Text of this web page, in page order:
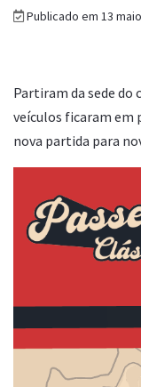
Publicado em 13
Partiram da sede do
veículos ficaram em
nova partida para